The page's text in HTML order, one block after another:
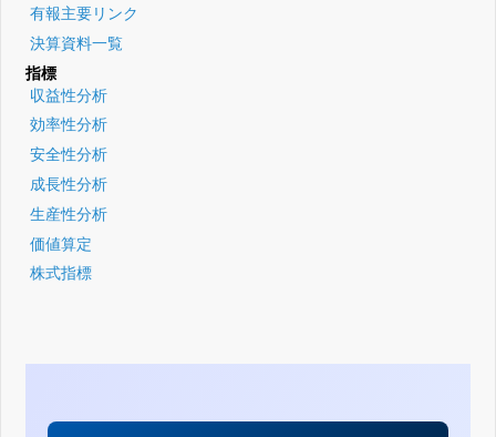
有報主要リンク
決算資料一覧
指標
収益性分析
効率性分析
安全性分析
成長性分析
生産性分析
価値算定
株式指標